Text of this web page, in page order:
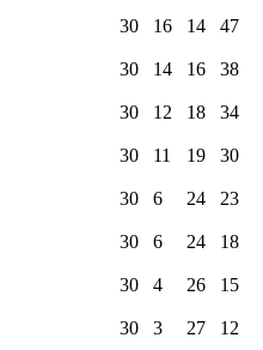
30 16 14 47
30 14 16 38
30 12 18 34
30 11 19 30
30 6 24 23
30 6 24 18
30 4 26 15
30 3 27 12